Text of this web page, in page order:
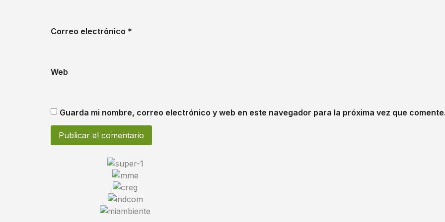
Correo electrónico *
Web
Guarda mi nombre, correo electrónico y web en este navegador para la próxima vez que